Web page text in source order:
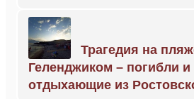
Трагедия на
Геленджиком – погибли и
отдыхающие из